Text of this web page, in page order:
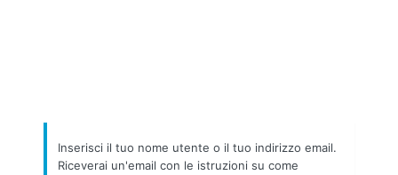
Inserisci il tuo nome utente o il tuo indirizzo email.
Riceverai un'email con le istruzioni su come